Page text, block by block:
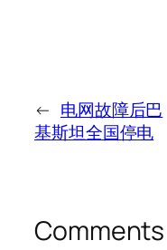
← 电网故障后巴
基斯坦全国停电
Comments